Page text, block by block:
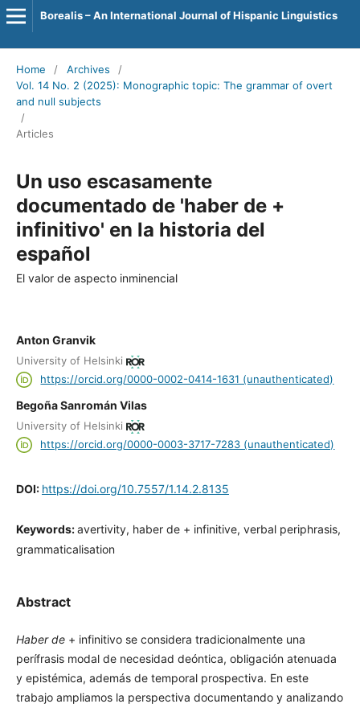
Borealis – An International Journal of Hispanic Linguistics
Home / Archives
/
Vol. 14 No. 2 (2025): Monographic topic: The grammar of overt
and null subjects
/
Articles
Un uso escasamente
documentado de 'haber de +
infinitivo' en la historia del
español
El valor de aspecto inminencial
Anton Granvik
University of Helsinki
https://orcid.org/0000-0002-0414-1631 (unauthenticated)
Begoña Sanromán Vilas
University of Helsinki
https://orcid.org/0000-0003-3717-7283 (unauthenticated)
DOI: https://doi.org/10.7557/1.14.2.8135
Keywords:avertivity, haber de + infinitive, verbal periphrasis,
grammaticalisation
Abstract
Haber de+ infinitivo se considera tradicionalmente una
perífrasis modal de necesidad deóntica, obligación atenuada
y epistémica, además de temporal prospectiva. En este
trabajo ampliamos la perspectiva documentando y analizando